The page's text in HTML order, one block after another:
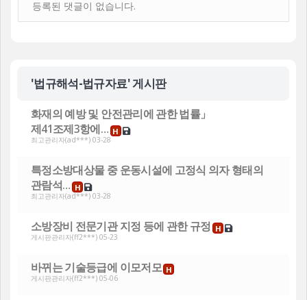
등록된 댓글이 없습니다.
'법규해석-법규자료' 게시판
화재의 예방 및 안전관리에 관한 법률」
제41조제3항에… H
최고관리자(ad***) 03-28
특정소방대상물 중 운동시설에 고정식 의자 형태의
관람석… H
최고관리자(ad***) 03-28
소방장비 전문기관 지정 등에 관한 규정 H
게시판관리자(ff2***) 05-23
바뀌는 기술등급에 이모저모 H
게시판관리자(ff2***) 05-06